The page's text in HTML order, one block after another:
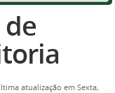
atualização em Sexta,